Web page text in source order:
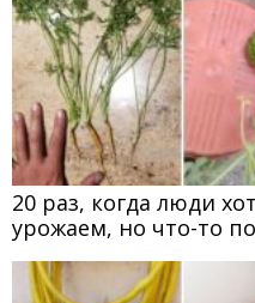
20 раз, когда люди
урожаем, но что-то